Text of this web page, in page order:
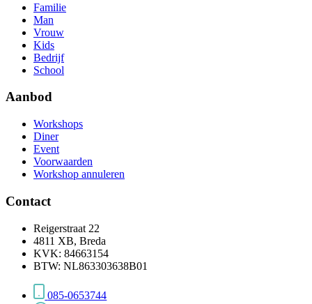
Familie
Man
Vrouw
Kids
Bedrijf
School
Aanbod
Workshops
Diner
Event
Voorwaarden
Workshop annuleren
Contact
Reigerstraat 22
4811 XB, Breda
KVK: 84663154
BTW: NL863303638B01
085-0653744